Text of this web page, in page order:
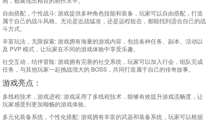
自由搭配，个性战斗: 游戏提供多种角色技能和装备，玩家可以自由搭配，打造
属于自己的战斗风格。无论是近战猛攻，还是远程狙击，都能找到适合自己的战
斗方式。
丰富玩法，无限探索: 游戏拥有海量的游戏内容，包括各种任务、副本、活动以
及 PVP 模式，让玩家在不同的游戏体验中享受乐趣。
社交互动，结伴冒险: 游戏拥有完善的社交系统，玩家可以加入行会，组队完成
任务，与其他玩家一起挑战强大的 BOSS，共同打造属于自己的传奇故事。
游戏亮点：
多线程技术，游戏进程: 游戏采用了多线程技术，能够有效提升游戏流畅度，让
玩家感受到更加顺畅的游戏体验。
多元化装备系统，个性化搭配: 游戏拥有丰富的武器和装备系统，玩家可以根据